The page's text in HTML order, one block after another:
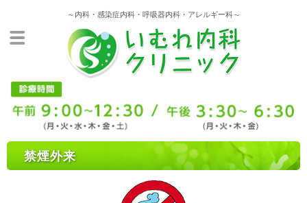
～内科・感染症内科・呼吸器内科・アレルギー科～
禁煙外来